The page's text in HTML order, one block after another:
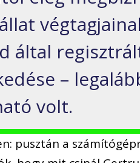
által
–
volt.
pusztán a